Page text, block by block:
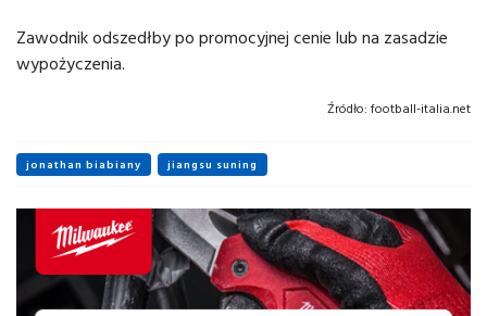
Zawodnik odszedłby po promocyjnej cenie lub na zasadzie
wypożyczenia.
Źródło: football-italia.net
jonathan biabiany jiangsu suning